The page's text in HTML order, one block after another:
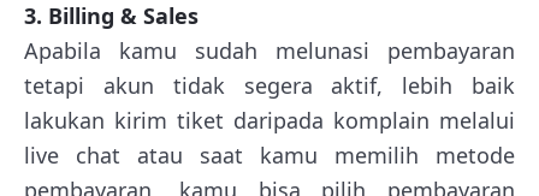
3. Billing & Sales
Apabila kamu sudah melunasi pembayaran
tetapi akun tidak segera aktif, lebih baik
lakukan kirim tiket daripada komplain melalui
live chat atau saat kamu memilih metode